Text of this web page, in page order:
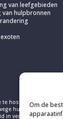
Om de
van leefgebieden
hulpbronnen
te hosten, koos Kick
hun verantwoord
in verband met de